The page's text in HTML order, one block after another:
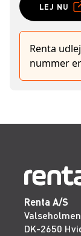
LEJ NU
Renta
nummer
Renta A/S
DK-2650